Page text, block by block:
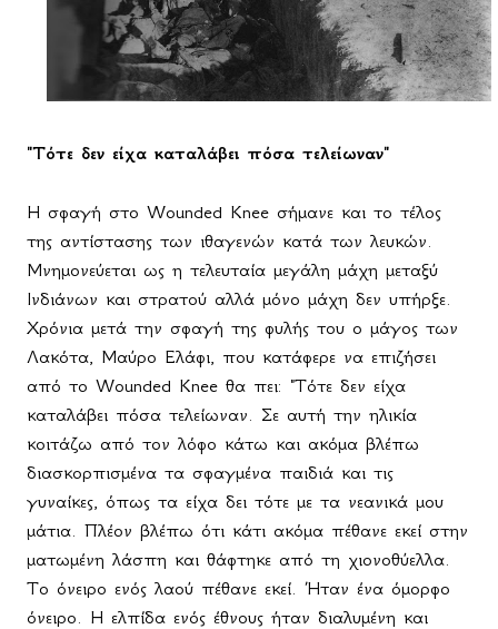
"Τότε δεν είχα καταλάβει πόσα τελείωναν"
Η σφαγή στο Wounded Knee σήμανε και το τέλος
της αντίστασης των ιθαγενών κατά των λευκών.
Μνημονεύεται ως η τελευταία μεγάλη μάχη μεταξύ
Ινδιάνων και στρατού αλλά μόνο μάχη δεν υπήρξε.
Χρόνια μετά την σφαγή της φυλής του ο μάγος των
Λακότα, Μαύρο Ελάφι, που κατάφερε να επιζήσει
από το Wounded Knee θα πει: "Τότε δεν είχα
καταλάβει πόσα τελείωναν. Σε αυτή την ηλικία
κοιτάζω από τον λόφο κάτω και ακόμα βλέπω
διασκορπισμένα τα σφαγμένα παιδιά και τις
γυναίκες, όπως τα είχα δει τότε με τα νεανικά μου
μάτια. Πλέον βλέπω ότι κάτι ακόμα πέθανε εκεί στην
ματωμένη λάσπη και θάφτηκε από τη χιονοθύελλα.
Το όνειρο ενός λαού πέθανε εκεί Ήταν ένα όμορφο
όνειρο
Η ελπίδα ενός έθνους ήταν διαλυμένη και